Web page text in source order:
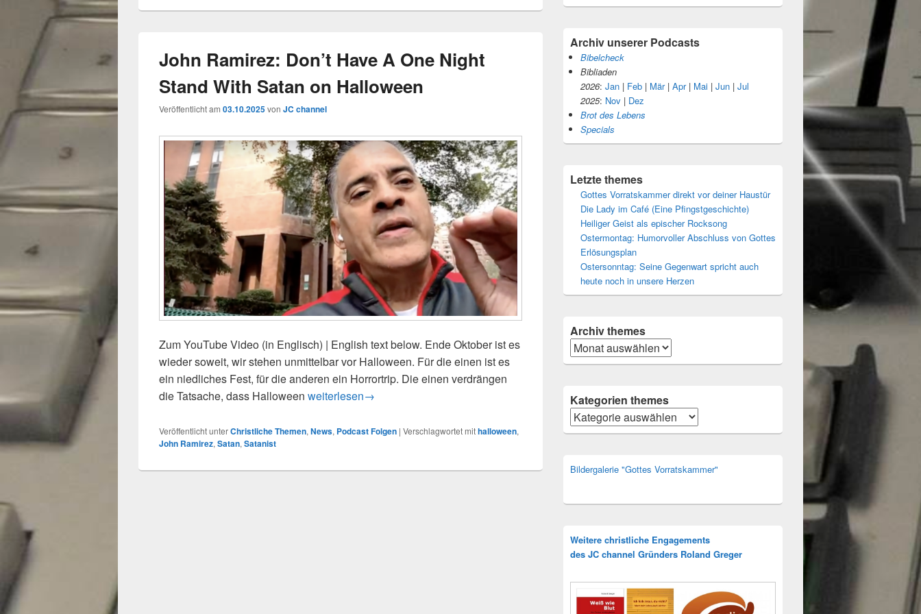
John Ramirez: Don’t Have A One Night
Stand With Satan on Halloween
Veröffentlicht am 03.10.2025von JC channel
Zum YouTube Video (in Englisch) | English text below. Ende Oktober ist es
wieder soweit, wir stehen unmittelbar vor Halloween. Für die einen ist es
ein niedliches Fest, für die anderen ein Horrortrip. Die einen verdrängen
die Tatsache, dass Halloween John Ramirez: Don’t Have A One Night Stand With Satan on Halloween
weiterlesen→
Veröffentlicht unterChristliche Themen, News, Podcast Folgen | Verschlagwortet mithalloween,
John Ramirez, Satan, Satanist
Archiv unserer Podcasts
Bibelcheck
Bibliaden
2026: Jan | Feb | Mär| Apr| Mai | Jun | Jul
2025: Nov | Dez
Brot des Lebens
Specials
Letzte themes
Gottes Vorratskammer direkt vor deiner Haustür
Die Lady im Café (Eine Pfingstgeschichte)
Heiliger Geist als epischer Rocksong
Ostermontag: Humorvoller Abschluss von Gottes
Erlösungsplan
Ostersonntag: Seine Gegenwart spricht auch
heute noch in unsere Herzen
Archivthemes
Archiv
Kategorien themes
Kategorien
Bildergalerie "Gottes Vorratskammer"
Weitere christliche Engagements
des JC channel Gründers Roland Greger